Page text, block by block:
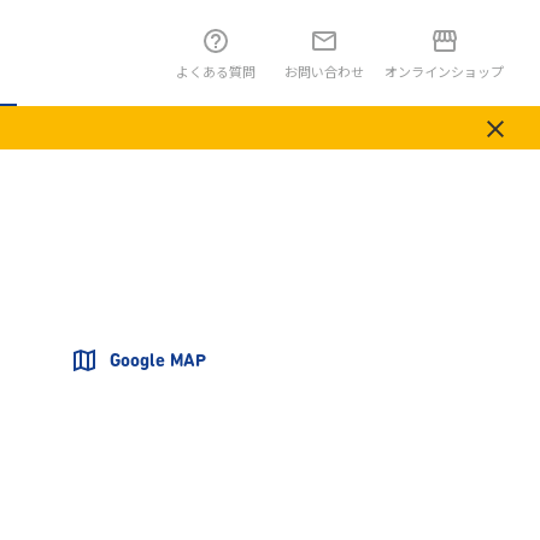
よくある質問 お問い合わせ オンラインショップ
Google MAP